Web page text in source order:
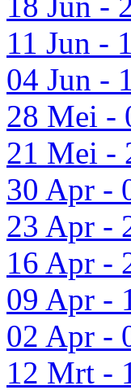
11 Jun -
04 Jun -
28 Mei -
21 Mei -
30 Apr -
23 Apr -
16 Apr -
09 Apr -
02 Apr -
12 Mrt -